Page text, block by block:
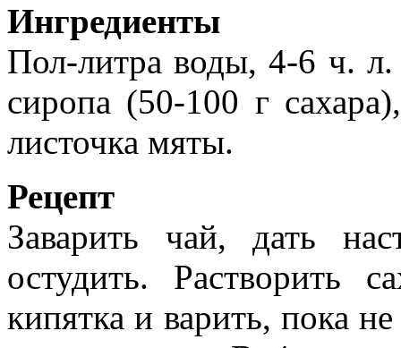
Ингредиенты
Пол-литра воды, 4-6 ч. л.
сиропа (50-100 г
листочка мяты.
Рецепт
Заварить чай, дать
остудить. Растворить
кипятка и варить, пока